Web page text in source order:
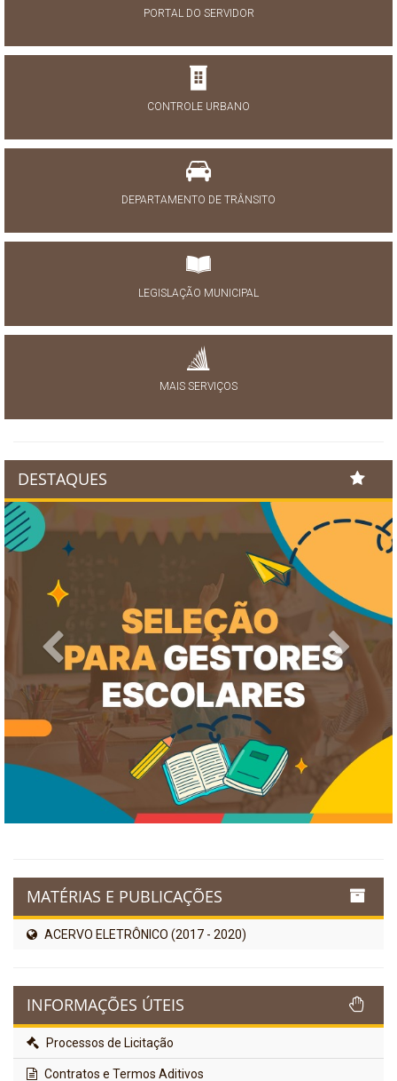
PORTAL DO SERVIDOR
CONTROLE URBANO
DEPARTAMENTO DE TRÂNSITO
LEGISLAÇÃO MUNICIPAL
MAIS SERVIÇOS
DESTAQUES
Previous Next
MATÉRIAS E PUBLICAÇÕES
ACERVO ELETRÔNICO (2017 - 2020)
INFORMAÇÕES ÚTEIS
Processos de Licitação
Contratos e Termos Aditivos